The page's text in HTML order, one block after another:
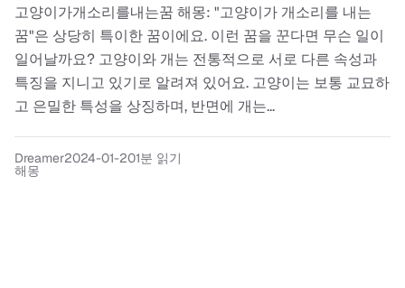
고양이가개소리를내는꿈 해몽: "고양이가 개소리를 내는
꿈"은 상당히 특이한 꿈이에요. 이런 꿈을 꾼다면 무슨 일이
일어날까요? 고양이와 개는 전통적으로 서로 다른 속성과
특징을 지니고 있기로 알려져 있어요. 고양이는 보통 교묘하
고 은밀한 특성을 상징하며, 반면에 개는...
Dreamer2024-01-201분 읽기
해몽